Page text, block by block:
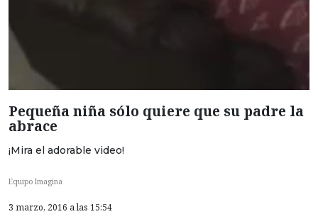
Pequeña niña sólo quiere que su padre la
abrace
¡Mira el adorable video!
Equipo Imagina
3 marzo, 2016 a las 15:54